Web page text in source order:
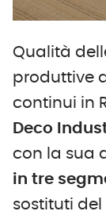
Qualità
produttive
continui in
Deco
con la sua
in tre
sostituti